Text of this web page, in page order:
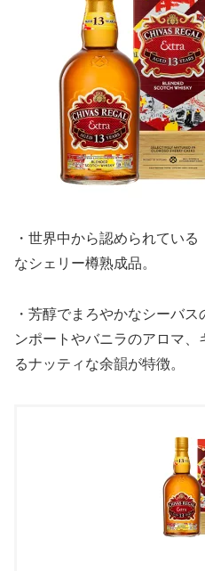
・世界中から認められてい
なシェリー樽熟成品。
・芳醇でまろやかなシーバ
ンポートやバニラのアロマ
るナッティな余韻が特徴。